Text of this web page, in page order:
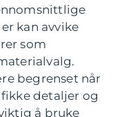
kan avvike
som
begrenset når
detaljer og
å bruke